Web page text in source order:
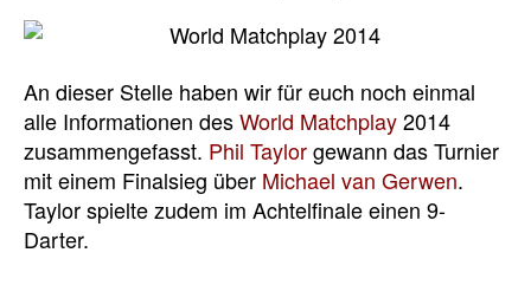
An dieser Stelle haben wir für euch noch einmal
alle Informationen desWorld Matchplay2014
zusammengefasst. Phil Taylorgewann das Turnier
mit einem Finalsieg über Michael van Gerwen.
Taylor spielte zudem im Achtelfinale einen 9-
Darter.